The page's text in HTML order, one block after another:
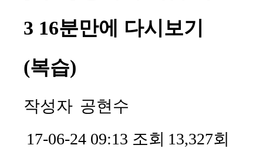
3 16분만에 다시보기
(복습)
작성자 공현수
17-06-24 09:13 조회 13,327회